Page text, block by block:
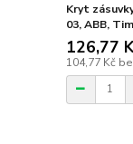
Kryt
03, ABB,
126,77
104,77 Kč